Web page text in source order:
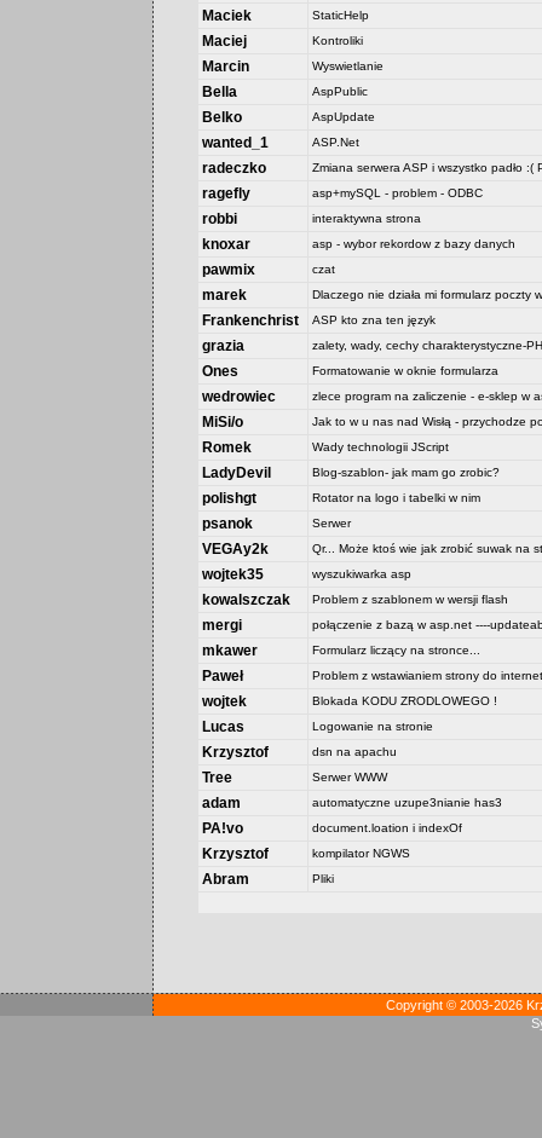
Maciek StaticHelp
Maciej Kontroliki
Marcin Wyswietlanie
Bella AspPublic
Belko AspUpdate
wanted_1 ASP.Net
radeczko Zmiana serwera ASP i wszystko padło :(
ragefly asp+mySQL - problem - ODBC
robbi interaktywna strona
knoxar asp - wybor rekordow z bazy danych
pawmix czat
marek Dlaczego nie działa mi formularz poczty
Frankenchrist ASP kto zna ten język
grazia zalety, wady, cechy charakterystyczne-
Ones Formatowanie w oknie formularza
wedrowiec zlece program na zaliczenie - e-sklep w
MiSi/o Jak to w u nas nad Wisłą - przychodze
Romek Wady technologii JScript
LadyDevil Blog-szablon- jak mam go zrobic?
polishgt Rotator na logo i tabelki w nim
psanok Serwer
VEGAy2k Qr... Może ktoś wie jak zrobić suwak na
wojtek35 wyszukiwarka asp
kowalszczak Problem z szablonem w wersji flash
mergi połączenie z bazą w asp.net ----
mkawer Formularz liczący na stronce...
Paweł Problem z wstawianiem strony do
wojtek Blokada KODU ZRODLOWEGO !
Lucas Logowanie na stronie
Krzysztof dsn na apachu
Tree Serwer WWW
adam automatyczne uzupe3nianie has3
PA!vo document.loation i indexOf
Krzysztof kompilator NGWS
Abram Pliki
Copyright © 2003-2026